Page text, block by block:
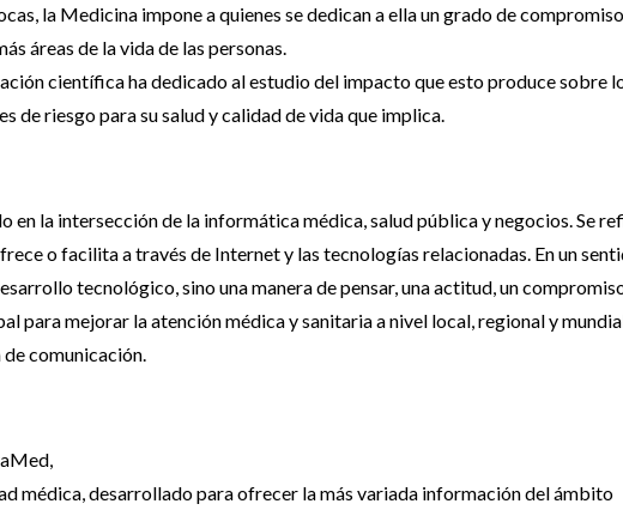
la Medicina impone a quienes se dedican a ella un grado de compromiso
áreas de la vida de las personas.
científica ha dedicado al estudio del impacto que esto produce sobre
de riesgo para su salud y calidad de vida que implica.
en la intersección de la informática médica, salud pública y negocios. Se
o facilita a través de Internet y las tecnologías relacionadas. En un
tecnológico, sino una manera de pensar, una actitud, un
para mejorar la atención médica y sanitaria a nivel local, regional y
comunicación.
médica, desarrollado para ofrecer la más variada información del ámbito